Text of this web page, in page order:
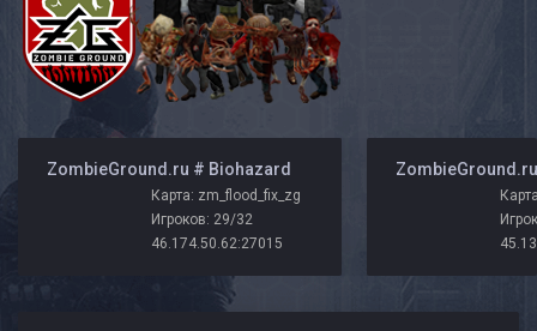
️ ZombieGround.ru # Biohazard
Карта: zm_flood_fix_zg
Игроков: 29/32
46.174.50.62:27015